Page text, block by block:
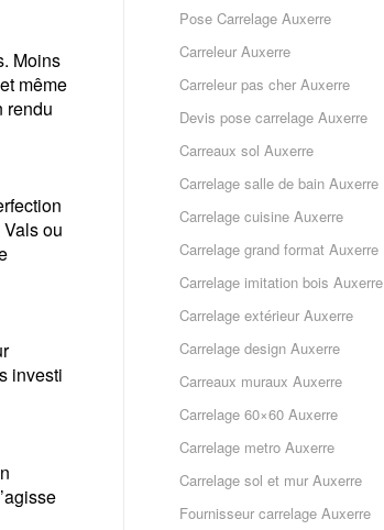
Moins
même
rendu
ou
investi
Pose Carrelage Auxerre
Carreleur Auxerre
Carreleur pas cher Auxerre
Devis pose carrelage Auxerre
Carreaux sol Auxerre
Carrelage salle de bain Auxerre
Carrelage cuisine Auxerre
Carrelage grand format Auxerre
Carrelage imitation bois Auxerre
Carrelage extérieur Auxerre
Carrelage design Auxerre
Carreaux muraux Auxerre
Carrelage 60×60 Auxerre
Carrelage metro Auxerre
Carrelage sol et mur Auxerre
Fournisseur carrelage Auxerre